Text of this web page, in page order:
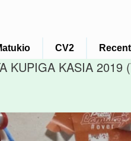
CV2
KUPIGA KASIA 2019